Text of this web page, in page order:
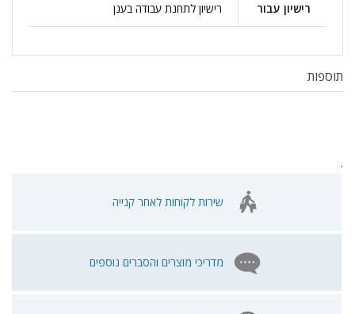
רישיון עבור רישיון לתחנת עבודה בענן
תוספות
.
שירות לקוחות לאחר קנייה
מדריכי מוצרים והסברים נוספים